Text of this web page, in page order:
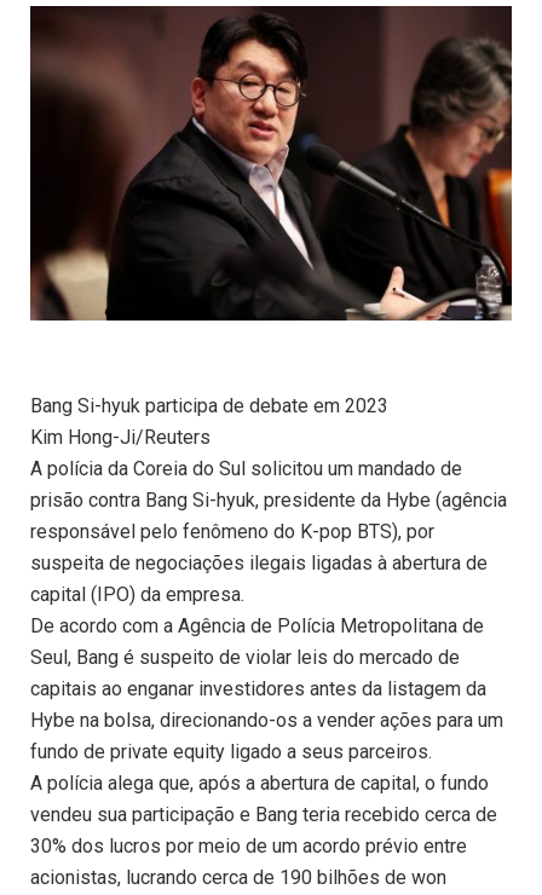
Bang Si-hyuk participa de debate em 2023
Kim Hong-Ji/Reuters
A polícia da Coreia do Sul solicitou um mandado de
prisão contra Bang Si-hyuk, presidente da Hybe (agência
responsável pelo fenômeno do K-pop BTS), por
suspeita de negociações ilegais ligadas à abertura de
capital (IPO) da empresa.
De acordo com a Agência de Polícia Metropolitana de
Seul, Bang é suspeito de violar leis do mercado de
capitais ao enganar investidores antes da listagem da
Hybe na bolsa, direcionando-os a vender ações para um
fundo de private equity ligado a seus parceiros.
A polícia alega que, após a abertura de capital, o fundo
vendeu sua participação e Bang teria recebido cerca de
30% dos lucros por meio de um acordo prévio entre
acionistas, lucrando cerca de 190 bilhões de won